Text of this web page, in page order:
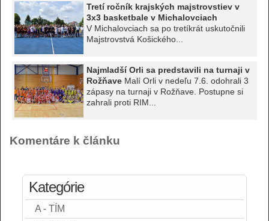
Tretí ročník krajských majstrovstiev v
3x3 basketbale v Michalovciach
V Michalovciach sa po tretíkrát uskutočnili
Majstrovstvá Košického...
Najmladší Orli sa predstavili na turnaji v
Rožňave Malí Orli v nedeľu 7.6. odohrali 3
zápasy na turnaji v Rožňave. Postupne si
zahrali proti RIM...
Komentáre k článku
Kategórie
A - TÍM